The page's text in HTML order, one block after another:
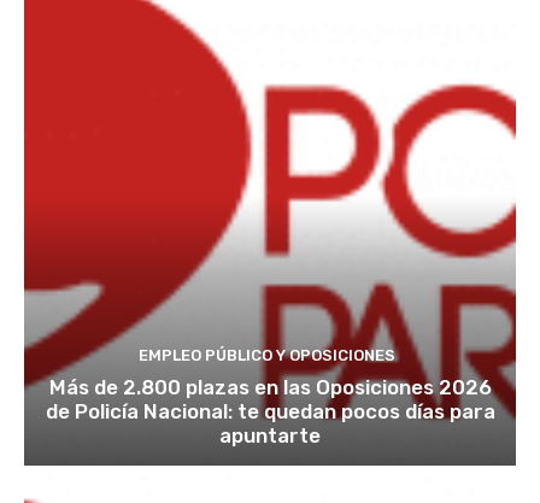
EMPLEO PÚBLICO Y OPOSICIONES
Más de 2.800 plazas en las Oposiciones 2026
de Policía Nacional: te quedan pocos días para
apuntarte